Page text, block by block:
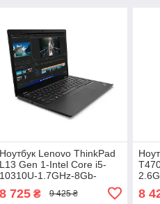
Ноутбук Lenovo ThinkPad
L13 Gen 1-Intel Core i5-
10310U-1.7GHz-8Gb-
DDR4-256Gb-SSD-W13.3-
FHD-IPS-Web-(B)-Б/В
8 725₴ 9 425 ₴ 8